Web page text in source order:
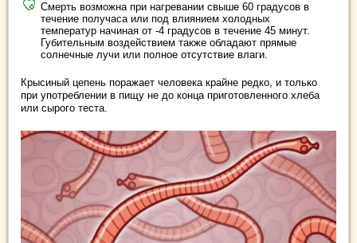
Смерть возможна при нагревании свыше 60 градусов в
течение получаса или под влиянием холодных
температур начиная от -4 градусов в течение 45 минут.
Губительным воздействием также обладают прямые
солнечные лучи или полное отсутствие влаги.
Крысиный цепень поражает человека крайне редко, и только
при употреблении в пищу не до конца приготовленного хлеба
или сырого теста.